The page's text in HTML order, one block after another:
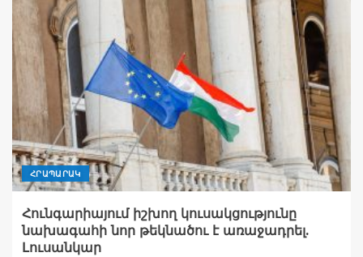
ՀՐԱՊԱՐԱԿ
Հունգարիայում իշխող կուսակցությունը
նախագահի նոր թեկնածու է առաջադրել.
Լուսանկար